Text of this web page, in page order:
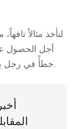
لنأخذ مثالاً
أجل الحصول
خطأً في رجل يختار الاستمتاع بمتعة لا تسبب أي إزعاج.